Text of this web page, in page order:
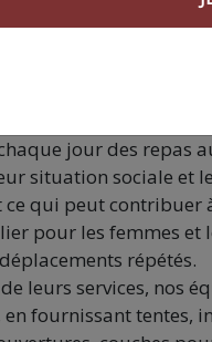
l’espace vital
et annihilant tout
l’UJFP poursuivent
jour des repas
situation sociale et
qui peut contribuer
pour les femmes et
répétés.
leurs services, nos
fournissant tentes,